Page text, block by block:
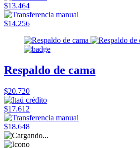
$13.464
$14.256
Respaldo de cama
$20.720
$17.612
$18.648